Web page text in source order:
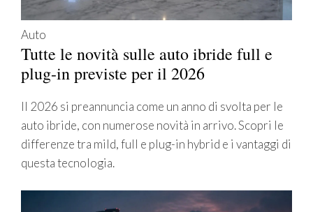
Auto
Tutte le novità sulle auto ibride full e
plug-in previste per il 2026
Il 2026 si preannuncia come un anno di svolta per le
auto ibride, con numerose novità in arrivo. Scopri le
differenze tra mild, full e plug-in hybrid e i vantaggi di
questa tecnologia.